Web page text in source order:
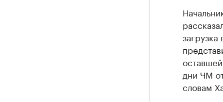
дни ЧМ
словам